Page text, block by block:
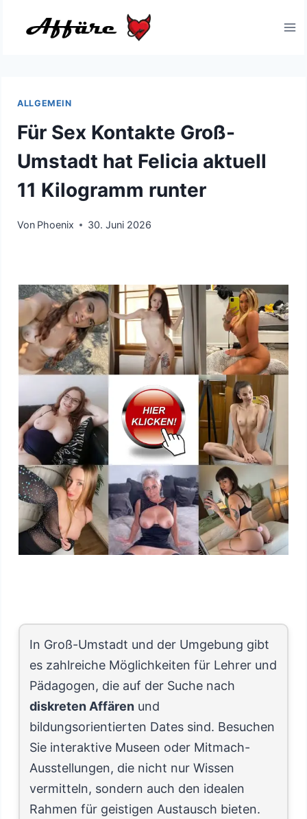
Inhalt
ALLGEMEIN
Für Sex Kontakte Groß-
Umstadt hat Felicia aktuell
11 Kilogramm runter
Von Phoenix 30. Juni 2026
In Groß-Umstadt und der Umgebung gibt
es zahlreiche Möglichkeiten für Lehrer und
Pädagogen, die auf der Suche nach
diskreten Affären und
bildungsorientierten Dates sind. Besuchen
Sie interaktive Museen oder Mitmach-
Ausstellungen, die nicht nur Wissen
vermitteln, sondern auch den idealen
Rahmen für geistigen Austausch bieten.